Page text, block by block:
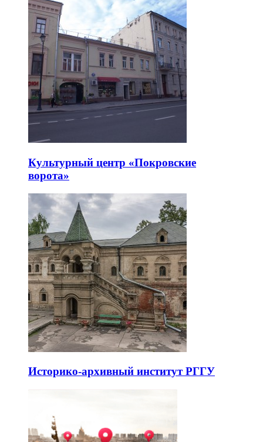
Культурный центр «Покровские
ворота»
Историко-архивный институт РГГУ